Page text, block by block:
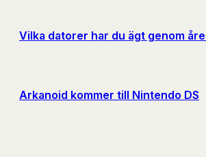
Vilka datorer har du ägt genom
Arkanoid kommer till Nintendo DS